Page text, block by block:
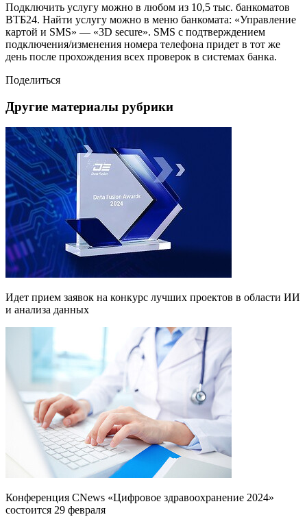
Подключить услугу можно в любом из 10,5 тыс. банкоматов
ВТБ24. Найти услугу можно в меню банкомата: «Управление
картой и SMS» — «3D secure». SMS с подтверждением
подключения/изменения номера телефона придет в тот же
день после прохождения всех проверок в системах банка.
Поделиться
Другие материалы рубрики
Идет прием заявок на конкурс лучших проектов в области ИИ
и анализа данных
Конференция CNews «Цифровое здравоохранение 2024»
состоится 29 февраля